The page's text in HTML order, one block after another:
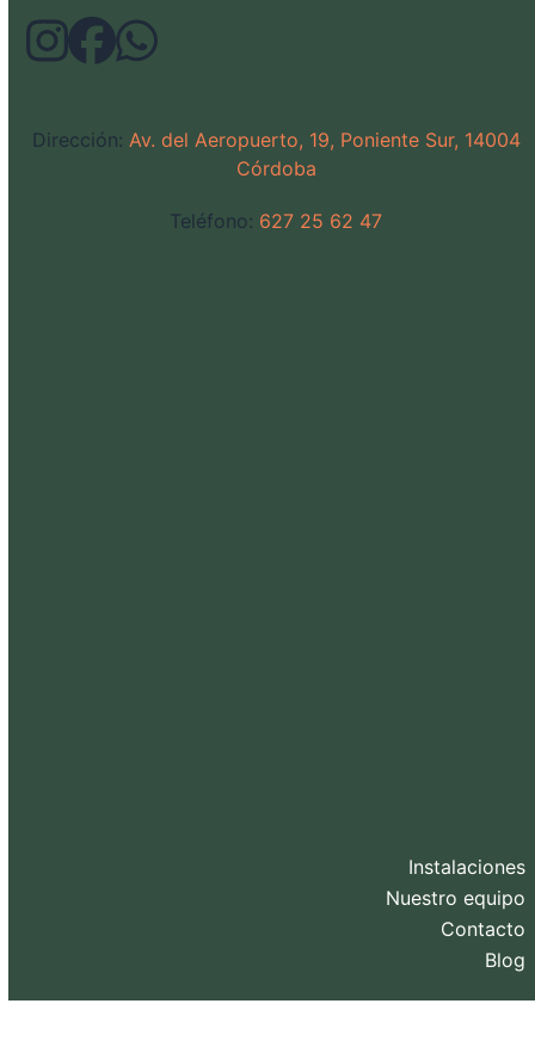
Dirección: Av. del Aeropuerto, 19, Poniente Sur, 14004
Córdoba
Teléfono: 627 25 62 47
Instalaciones
Nuestro equipo
Contacto
Blog